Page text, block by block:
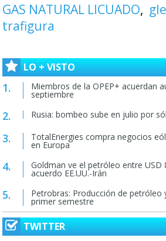
GAS NATURAL LICUADO
trafigura
LO + VISTO
Miembros de la OPEP+ acuerdan
septiembre
Rusia: bombeo sube en julio por
TotalEnergies compra negocios
en Europa
Goldman ve el petróleo entre USD
acuerdo EE.UU.-Irán
Petrobras: Producción de petróleo
primer semestre
TWITTER